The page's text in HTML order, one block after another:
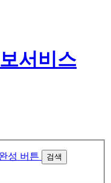
검색